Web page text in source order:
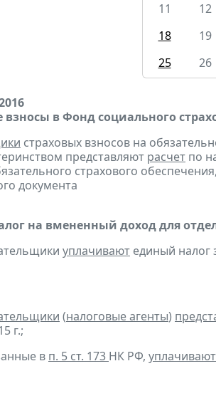
11
12
18
19
25
26
взносы в Фонд социального
страховых взносов на
представляют расчет по
страхового
документа
на вмененный доход для
уплачивают единый налог
(налоговые агенты)
г.;
в п. 5 ст. 173 НК РФ, уплачивают